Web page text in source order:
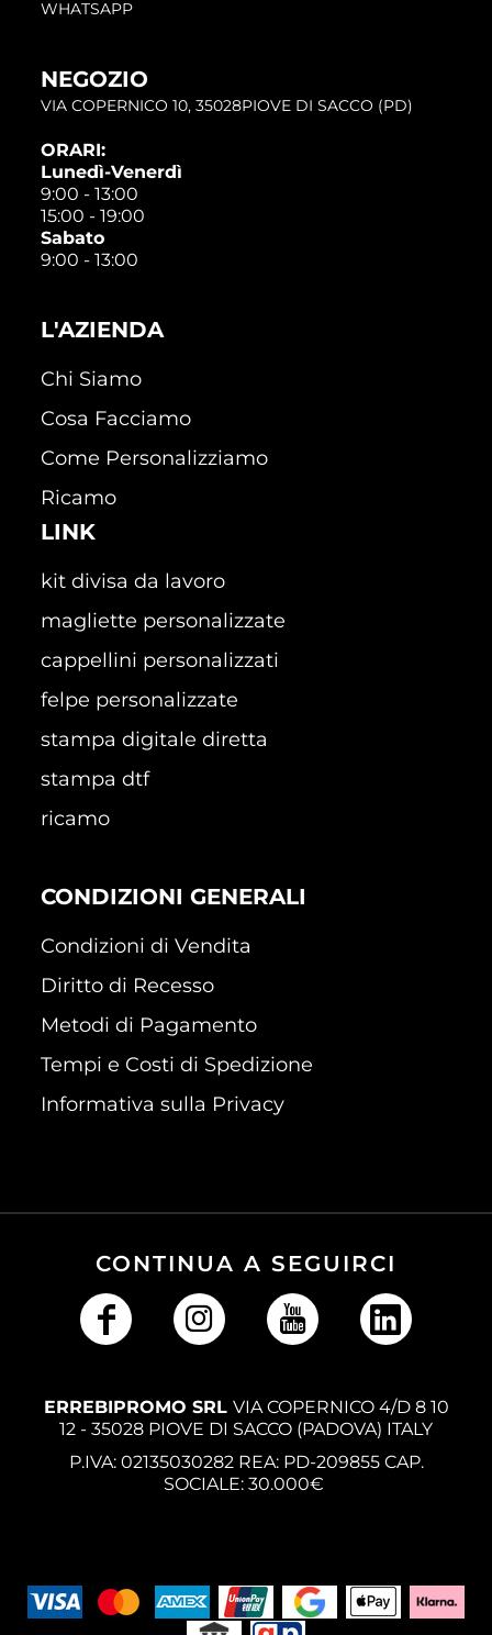
WHATSAPP
NEGOZIO
VIA COPERNICO 10, 35028PIOVE DI SACCO (PD)
ORARI:
Lunedì-Venerdì
9:00 - 13:00
15:00 - 19:00
Sabato
9:00 - 13:00
L'AZIENDA
Chi Siamo
Cosa Facciamo
Come Personalizziamo
Ricamo
LINK
kit divisa da lavoro
magliette personalizzate
cappellini personalizzati
felpe personalizzate
stampa digitale diretta
stampa dtf
ricamo
CONDIZIONI GENERALI
Condizioni di Vendita
Diritto di Recesso
Metodi di Pagamento
Tempi e Costi di Spedizione
Informativa sulla Privacy
CONTINUA A SEGUIRCI
ERREBIPROMO SRL VIA COPERNICO 4/D 8 10
12 - 35028 PIOVE DI SACCO (PADOVA) ITALY
P.IVA: 02135030282 REA: PD-209855 CAP.
SOCIALE: 30.000€